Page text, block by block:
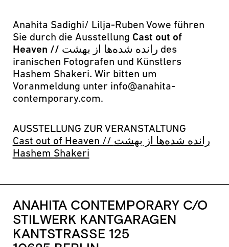
ANAHITA CONTEMPORARY C/O
STILWERK KANTGARAGEN
KANTSTRASSE 125
Anahita Sadighi/ Lilja-Ruben Vowe führen
Sie durch die Ausstellung Cast out of
Heaven // رانده شده‌ها از بهشت des
iranischen Fotografen und Künstlers
Hashem Shakeri. Wir bitten um
Voranmeldung unter info@anahita-
contemporary.com.
AUSSTELLUNG ZUR VERANSTALTUNG
Cast out of Heaven // رانده شده‌ها از بهشت
Hashem Shakeri